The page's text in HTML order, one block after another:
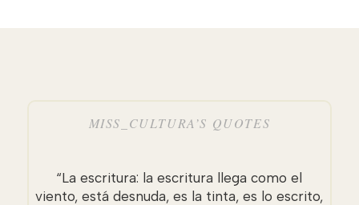
MISS_CULTURA’S QUOTES
“La escritura: la escritura llega como el
viento, está desnuda, es la tinta, es lo escrito,